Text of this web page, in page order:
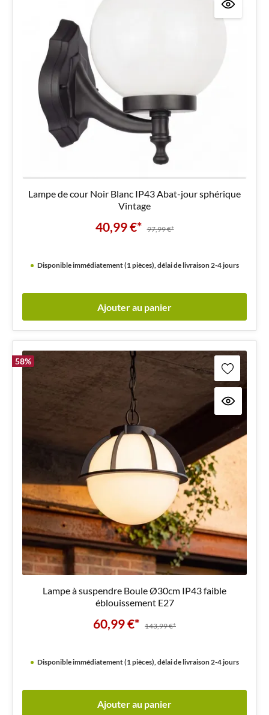
Lampe de cour Noir Blanc IP43 Abat-jour sphérique
Vintage
40,99 €* 97,99 €*
Disponible immédiatement (1 pièces), délai de livraison 2-4 jours
Ajouter au panier
58%
Lampe à suspendre Boule Ø30cm IP43 faible
éblouissement E27
60,99 €* 143,99 €*
Disponible immédiatement (1 pièces), délai de livraison 2-4 jours
Ajouter au panier